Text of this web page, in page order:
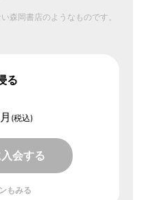
森岡書店のようなものです。
る
(税込)
会する
もみる